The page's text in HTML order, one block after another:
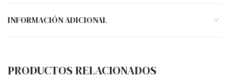
INFORMACIÓN ADICIONAL
PRODUCTOS RELACIONADOS